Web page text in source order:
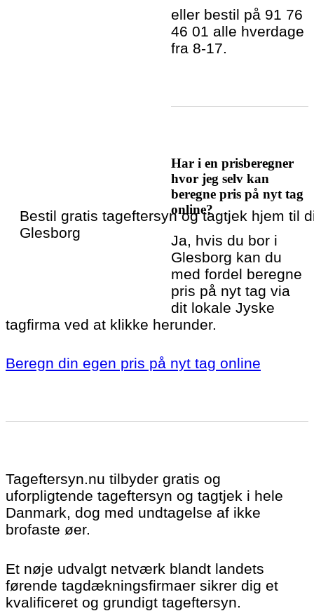
Bestil gratis tageftersyn og tagtjek hjem til
Glesborg
eller bestil på 91 76
46 01 alle hverdage
fra 8-17.
Har i en prisberegner
hvor jeg selv kan
beregne pris på nyt tag
online?
Ja, hvis du bor i
Glesborg kan du
med fordel beregne
pris på nyt tag via
dit lokale Jyske
tagfirma ved at klikke herunder.
Beregn din egen pris på nyt tag online
Tageftersyn.nu tilbyder gratis og
uforpligtende tageftersyn og tagtjek i hele
Danmark, dog med undtagelse af ikke
brofaste øer.
Et nøje udvalgt netværk blandt landets
førende tagdækningsfirmaer sikrer dig et
kvalificeret og grundigt tageftersyn.